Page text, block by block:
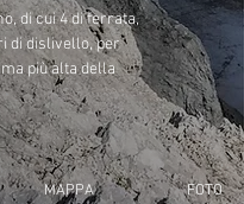
di cui 4 di ferrata,
di dislivello, per
più alta della
MAPPA FOTO